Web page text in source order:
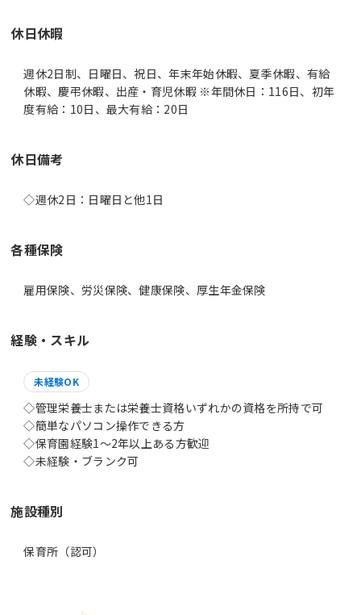
休日休暇
週休2日制、日曜日、祝日、年末年始休暇、夏季休暇、有給
休暇、慶弔休暇、出産・育児休暇 ※年間休日：116日、初年
度有給：10日、最大有給：20日
休日備考
◇週休2日：日曜日と他1日
各種保険
雇用保険、労災保険、健康保険、厚生年金保険
経験・スキル
未経験OK
◇管理栄養士または栄養士資格いずれかの資格を所持で可
◇簡単なパソコン操作できる方
◇保育園経験1～2年以上ある方歓迎
◇未経験・ブランク可
施設種別
保育所（認可）